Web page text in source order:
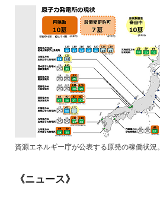
資源エネルギー庁が公表する原発の稼働状況。
《ニュース》